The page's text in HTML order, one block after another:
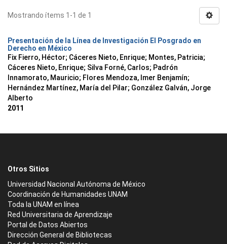
Mostrando ítems 1-1 de 1
Presentación de la Línea de Investigación El Posgrado en
Derecho en México
Fix Fierro, Héctor; Cáceres Nieto, Enrique; Montes, Patricia;
Cáceres Nieto, Enrique; Silva Forné, Carlos; Padrón
Innamorato, Mauricio; Flores Mendoza, Imer Benjamín;
Hernández Martínez, María del Pilar; González Galván, Jorge
Alberto
2011
Otros Sitios
Universidad Nacional Autónoma de México
Coordinación de Humanidades UNAM
Toda la UNAM en línea
Red Universitaria de Aprendizaje
Portal de Datos Abiertos
Dirección General de Bibliotecas